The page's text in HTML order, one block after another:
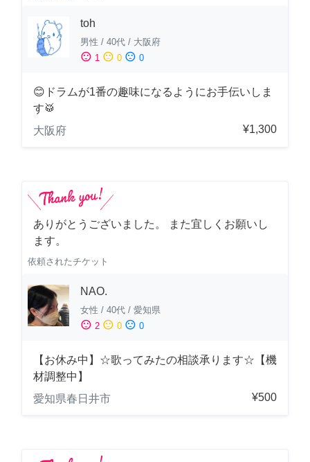
toh
男性 / 40代 / 大阪府
sentiment_satisfied 1 sentiment_neutral 0 sentiment_dissatisfied 0
😊ドラムが1番の趣味になるようにお手伝いしま
す🥁
大阪府
¥1,300
ありがとうございました。 また宜しくお願いし
ます。
依頼されたチケット
NAO.
女性 / 40代 / 愛知県
sentiment_satisfied 2 sentiment_neutral 0 sentiment_dissatisfied 0
【お休み中】☆歌ってみたの相談承ります☆【機
材調整中】
愛知県春日井市
¥500